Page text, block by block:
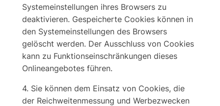
Systemeinstellungen ihres Browsers zu
deaktivieren. Gespeicherte Cookies können in
den Systemeinstellungen des Browsers
gelöscht werden. Der Ausschluss von Cookies
kann zu Funktionseinschränkungen dieses
Onlineangebotes führen.
4. Sie können dem Einsatz von Cookies, die
der Reichweitenmessung und Werbezwecken